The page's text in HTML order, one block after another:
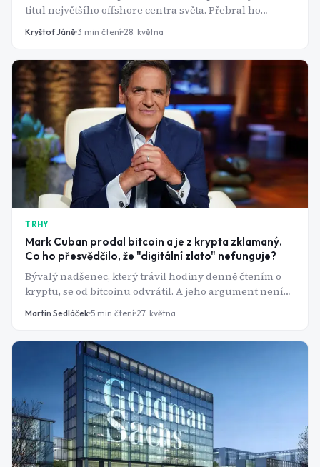
titul největšího offshore centra světa. Přebral ho
Hongkong a analytici říkají, že zpátky se to jen tak
neotočí.
Kryštof Jáně 3 min čtení 28. května
TRHY
Mark Cuban prodal bitcoin a je z krypta zklamaný.
Co ho přesvědčilo, že "digitální zlato" nefunguje?
Bývalý nadšenec, který trávil hodiny denně čtením o
kryptu, se od bitcoinu odvrátil. A jeho argument není
snadné odmítnout.
Martin Sedláček 5 min čtení 27. května